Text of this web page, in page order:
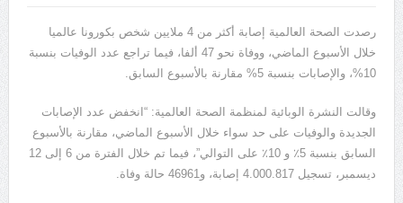
رصدت الصحة العالمية إصابة أكثر من 4 ملايين شخص بكورونا عالميا
خلال الأسبوع الماضي، ووفاة نحو 47 ألفا، فيما تراجع عدد الوفيات بنسبة
10%، والإصابات بنسبة 5% مقارنة بالأسبوع السابق.
وقالت النشرة الوبائية لمنظمة الصحة العالمية: “انخفض عدد الإصابات
الجديدة والوفيات على حد سواء خلال الأسبوع الماضي، مقارنة بالأسبوع
السابق بنسبة 5٪ و 10٪ على التوالي”، فيما تم خلال الفترة من 6 إلى 12
ديسمبر، تسجيل 4.000.817 إصابة، و46961 حالة وفاة.